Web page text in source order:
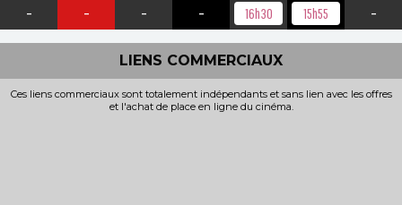
-
- - - 16h30 15h55 -
LIENS COMMERCIAUX
Ces liens commerciaux sont totalement indépendants et sans lien avec les offres
et l'achat de place en ligne du cinéma.